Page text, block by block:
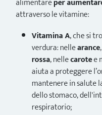
alimentareper
attraverso le vitamine:
Vitamina A, che si
verdura: nellearance
rossa, nellecarotee
aiuta a proteggere
mantenere in salute
dello stomaco,
respiratorio;